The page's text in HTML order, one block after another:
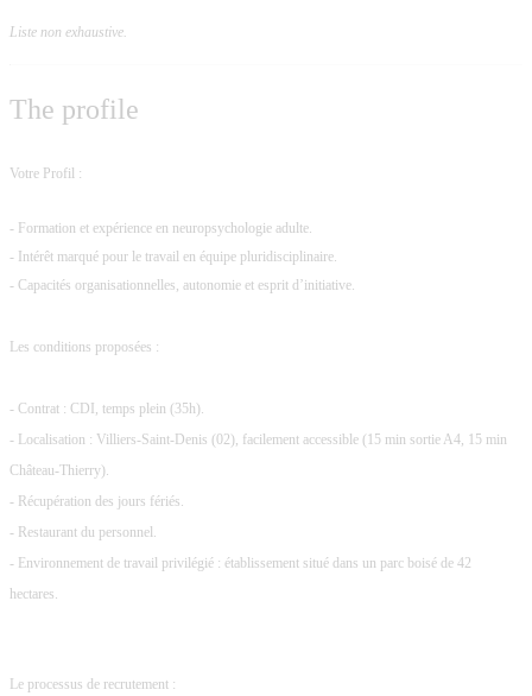
Liste non exhaustive.
The profile
Votre Profil :
- Formation et expérience en neuropsychologie adulte.
- Intérêt marqué pour le travail en équipe pluridisciplinaire.
- Capacités organisationnelles, autonomie et esprit d’initiative.
Les conditions proposées :
- Contrat : CDI, temps plein (35h).
- Localisation : Villiers-Saint-Denis (02), facilement accessible (15 min sortie A4, 15 min
Château-Thierry).
- Récupération des jours fériés.
- Restaurant du personnel.
- Environnement de travail privilégié : établissement situé dans un parc boisé de 42
hectares.
Le processus de recrutement :